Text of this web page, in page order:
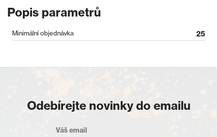
Popis parametrů
Minimální objednávka 25
Odebírejte novinky do emailu